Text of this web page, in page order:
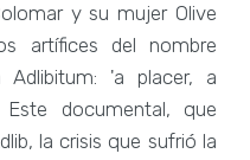
y su mujer Olive
artífices del nombre
Adlibitum: 'a placer, a
documental, que
la crisis que sufrió la